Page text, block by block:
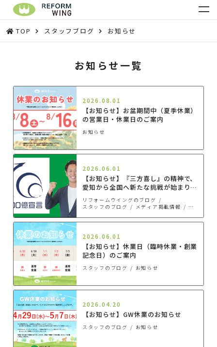
TOP スタッフブログ お知らせ
お知らせ一覧
2026.08.01
【お知らせ】お盆期間中（夏季休業）
の営業日・休業日のご案内
お知らせ
2026.06.01
【お知らせ】『三方喜し』の精神で、
愛知から全国へ新たな挑戦が始まりま
す【100億宣言】
リフォームウイングのブログ
スタッフのブログ
メディア掲載情報
2026.06.01
【お知らせ】休業日（臨時休業・創業
記念日）のご案内
スタッフのブログ お知らせ
2026.04.20
【お知らせ】GW休業のお知らせ
スタッフのブログ お知らせ